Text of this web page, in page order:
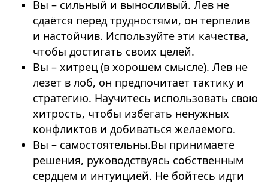
Вы – сильный и выносливый. Лев не
сдаётся перед трудностями, он терпелив
и настойчив. Используйте эти качества,
чтобы достигать своих целей.
Вы – хитрец (в хорошем смысле). Лев не
лезет в лоб, он предпочитает тактику и
стратегию. Научитесь использовать свою
хитрость, чтобы избегать ненужных
конфликтов и добиваться желаемого.
Вы – самостоятельны.Вы принимаете
решения, руководствуясь собственным
сердцем и интуицией. Не бойтесь идти